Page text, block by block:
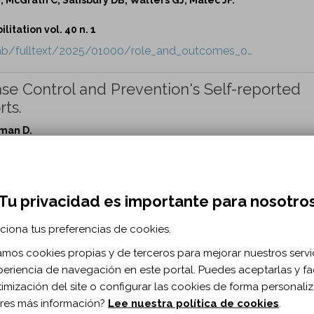
vol. 40 n. 1
fulltext/2025/01000/role_and_outcomes_o…
Control and Prevention's Self-reported
D.
vol. 40 n. 1
fulltext/2025/01000/summary_of_the_cent…
Trial of a Self-Monitoring
Brain Injury.
L, Liu X, Bogaards J, Chua W, Tran K.
privacidad es importante para
tus preferencias de cookies.
cookies propias y de terceros para mejorar nuestros
de navegación en este portal. Puedes aceptarlas y
del site o configurar las cookies de forma
más información? Lee nuestra política de cookies